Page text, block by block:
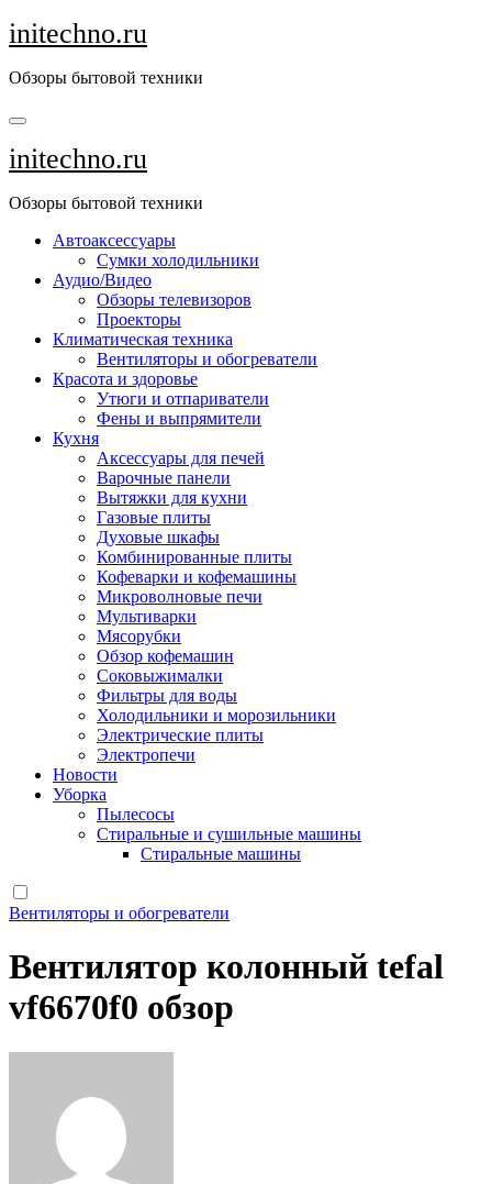
Перейти
к
initechno.ru
Обзоры бытовой техники
initechno.ru
Обзоры бытовой техники
Автоаксессуары
Сумки холодильники
Аудио/Видео
Обзоры телевизоров
Проекторы
Климатическая техника
Вентиляторы и обогреватели
Красота и здоровье
Утюги и отпариватели
Фены и выпрямители
Кухня
Аксессуары для печей
Варочные панели
Вытяжки для кухни
Газовые плиты
Духовые шкафы
Комбинированные плиты
Кофеварки и кофемашины
Микроволновые печи
Мультиварки
Мясорубки
Обзор кофемашин
Соковыжималки
Фильтры для воды
Холодильники и морозильники
Электрические плиты
Электропечи
Новости
Уборка
Пылесосы
Стиральные и сушильные машины
Стиральные машины
Вентиляторы и обогреватели
Вентилятор колонный tefal
vf6670f0 обзор